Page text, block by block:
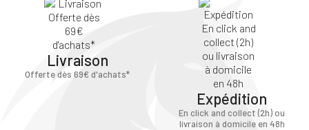
Livraison
Offerte dès 69€ d'achats*
Expédition
En click and collect (2h) ou
livraison à domicile en 48h